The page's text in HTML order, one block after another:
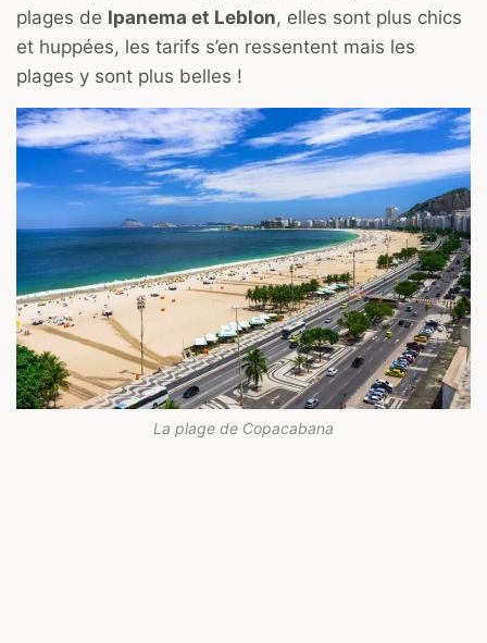
plages de Ipanema et Leblon, elles sont plus chics
et huppées, les tarifs s’en ressentent mais les
plages y sont plus belles !
La plage de Copacabana